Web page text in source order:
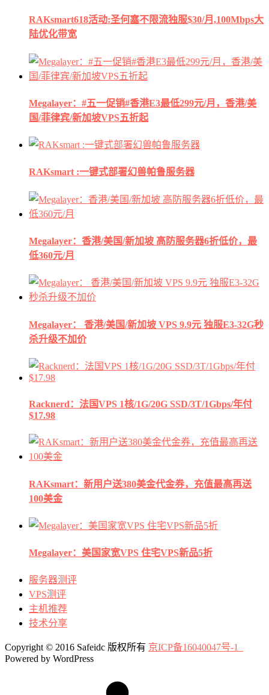
RAKsmart618活动:圣何塞不限流独服$30/月,100Mbps大
陆优化带宽
Megalayer：#五一促销#香港E3最低299元/月，香港/美
国/菲律宾/新加坡VPS五折起
RAKsmart :一键式部署幻兽帕鲁服务器
Megalayer：香港/美国/新加坡 高防服务器6折低价，最
低360元/月
Megalayer： 香港/美国/新加坡 VPS 9.9元 独服E3-32G秒
杀升级不加价
Racknerd：法国VPS 1核/1G/20G SSD/3T/1Gbps/年付
$17.98
RAKsmart：新用户送380美金代金券，充值最高再送
100美金
Megalayer：美国家宽VPS 住宅VPS新品5折
服务器测评
VPS测评
主机推荐
技术分享
Copyright © 2016 Safeidc 版权所有 京ICP备16040047号-1
Powered by WordPress